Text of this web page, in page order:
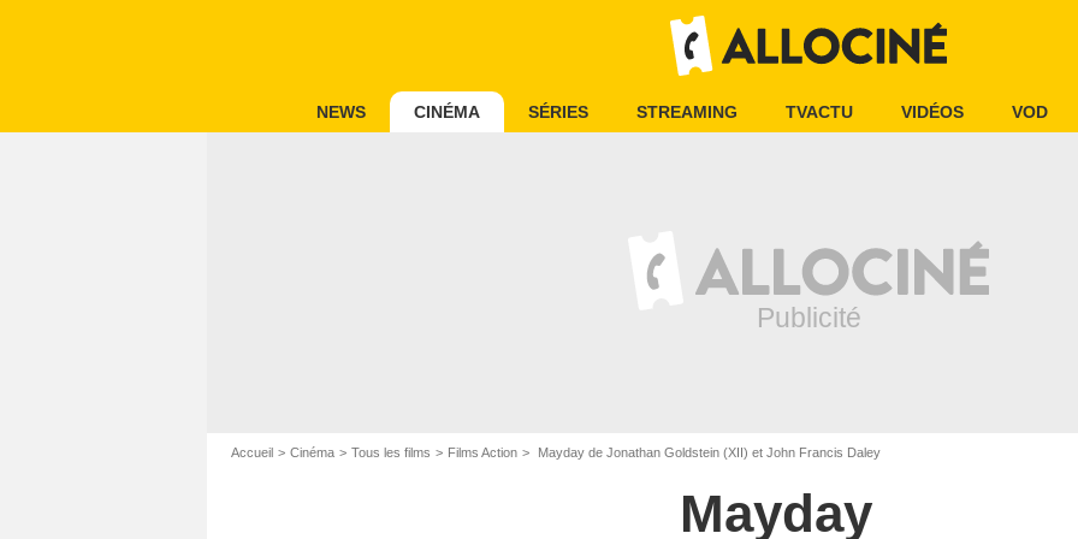
NEWS CINÉMA SÉRIES STREAMING TVACTU VIDÉOS VOD
Accueil Cinéma Tous les films Films Action Mayday de Jonathan Goldstein (XII) et John Francis Daley
Mayday